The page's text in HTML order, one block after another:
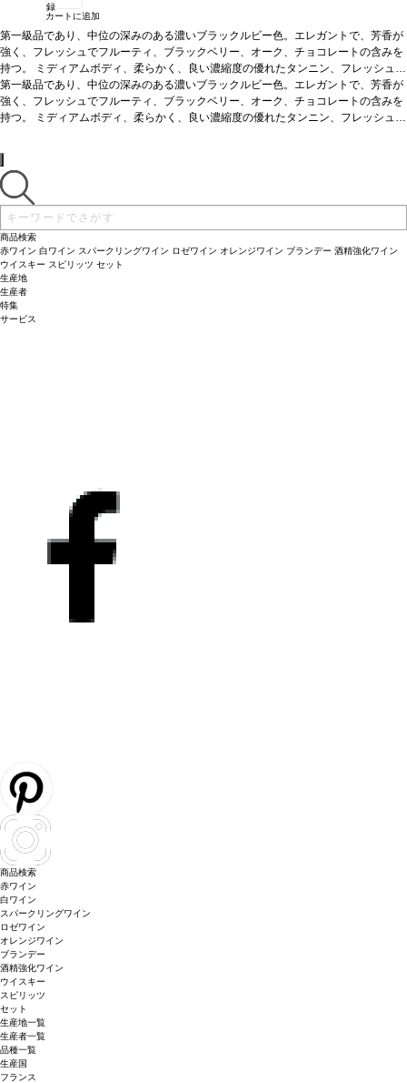
録
カートに追加
第一級品であり、中位の深みのある濃いブラックルビー色。エレガントで、芳香が
強く、フレッシュでフルーティ、ブラックベリー、オーク、チョコレートの含みを
持つ。 ミディアムボディ、柔らかく、良い濃縮度の優れたタンニン、フレッシュな
酸味、中位〜長い後味を持つ。飲みやすい。89ポイント by JKW04/16
第一級品であり、中位の深みのある濃いブラックルビー色。エレガントで、芳香が
強く、フレッシュでフルーティ、ブラックベリー、オーク、チョコレートの含みを
持つ。 ミディアムボディ、柔らかく、良い濃縮度の優れたタンニン、フレッシュな
商品検索
赤ワイン 白ワイン スパークリングワイン ロゼワイン オレンジワイン ブランデー 酒精強化ワイン
ウイスキー スピリッツ セット
生産地
生産者
特集
サービス
商品検索
赤ワイン
白ワイン
スパークリングワイン
ロゼワイン
オレンジワイン
ブランデー
酒精強化ワイン
ウイスキー
スピリッツ
セット
生産地一覧
生産者一覧
品種一覧
生産国
フランス